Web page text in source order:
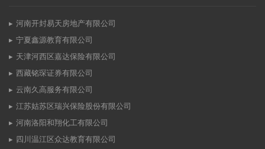
河南开封易天房地产有限公司
宁夏鑫源教育有限公司
天津河西区嘉达保险有限公司
西藏铭琛证券有限公司
云南久高服务有限公司
江苏姑苏区瑞兴保险股份有限公司
河南洛阳和翔化工有限公司
四川温江区众达教育有限公司